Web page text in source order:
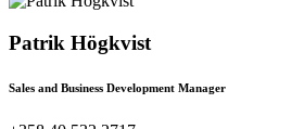
Patrik Högkvist
Sales and Business Development Manager